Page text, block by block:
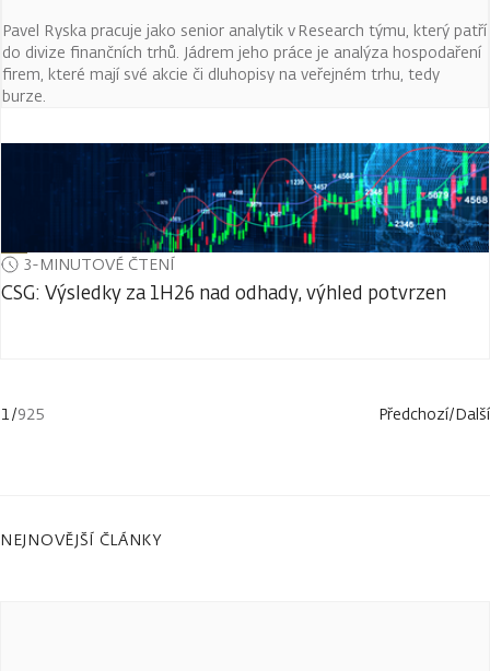
Pavel Ryska pracuje jako senior analytik v Research týmu, který patří
do divize finančních trhů. Jádrem jeho práce je analýza hospodaření
firem, které mají své akcie či dluhopisy na veřejném trhu, tedy
burze.
3-MINUTOVÉ ČTENÍ
CSG: Výsledky za 1H26 nad odhady, výhled potvrzen
1/925 Předchozí/Další
NEJNOVĚJŠÍ ČLÁNKY